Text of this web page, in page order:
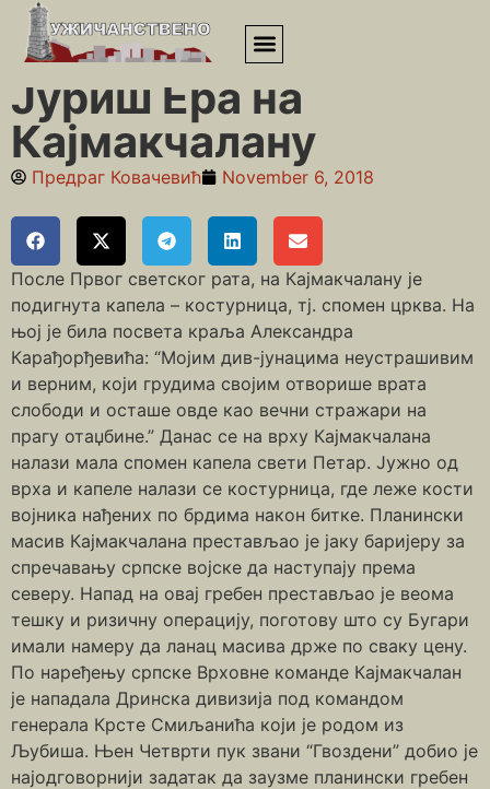
Почетна»Балкански ратови и Први светски рат
на Кајмакчалану
Јуриш Ера на
Кајмакчалану
Предраг Ковачевић November 6, 2018
После Првог светског рата, на Кајмакчалану је
подигнута капела – костурница, тј. спомен црква. На
њој је била посвета краља Александра
Карађорђевића: “Мојим див-јунацима неустрашивим
и верним, који грудима својим отворише врата
слободи и осташе овде као вечни стражари на
прагу отаџбине.” Данас се на врху Кајмакчалана
налази мала спомен капела свети Петар. Јужно од
врха и капеле налази се костурница, где леже кости
војника нађених по брдима након битке. Планински
масив Кајмакчалана престављао је јаку баријеру за
спречавању српске војске да наступају према
северу. Напад на овај гребен престављао је веома
тешку и ризичну операцију, поготову што су Бугари
имали намеру да ланац масива држе по сваку цену.
По наређењу српске Врховне команде Кајмакчалан
је нападала Дринска дивизија под командом
генерала Крсте Смиљанића који је родом из
Љубиша. Њен Четврти пук звани “Гвоздени” добио је
најодговорнији задатак да заузме планински гребен